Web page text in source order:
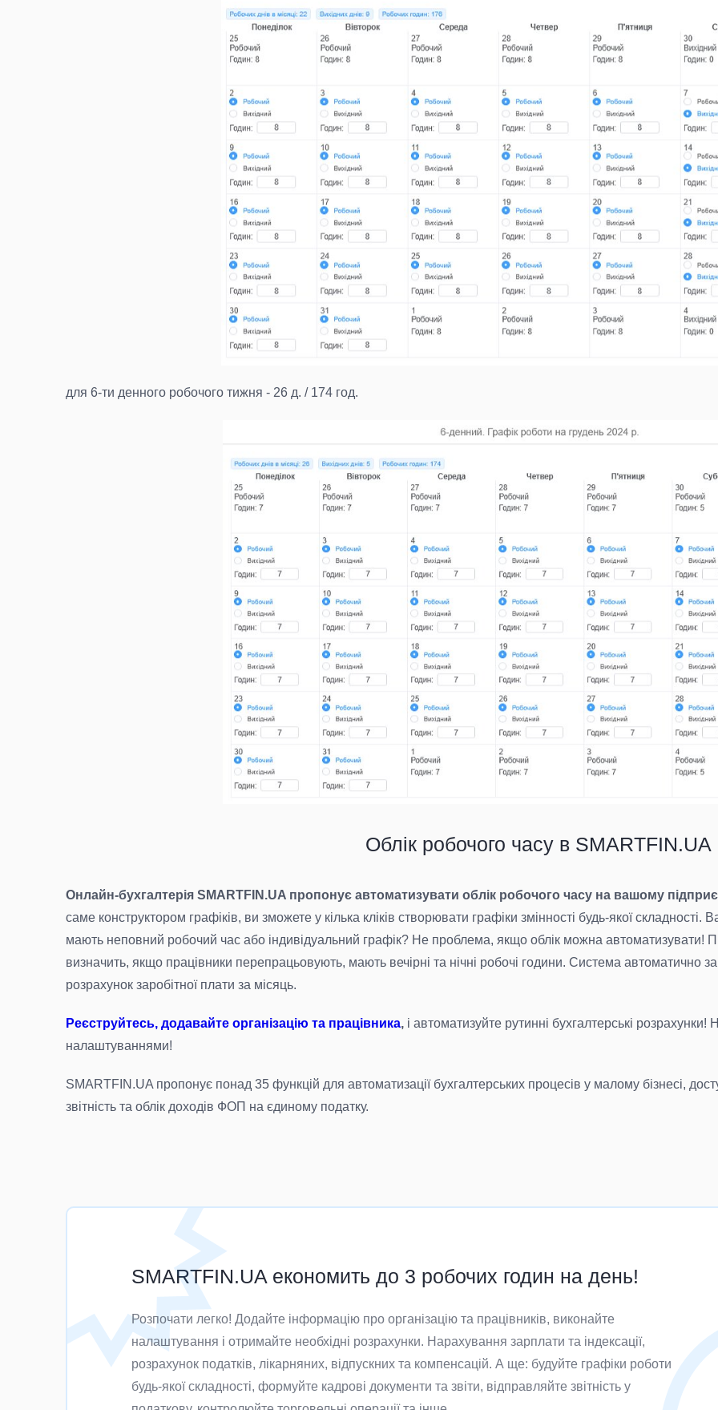
для 6-ти денного робочого тижня - 26 д. / 174 год.
Облік робочого часу в SMARTFIN.UA
Онлайн-бухгалтерія SMARTFIN.UA пропонує автоматизувати облік робочого часу на вашому
саме конструктором графіків, ви зможете у кілька кліків створювати графіки змінності будь-якої
мають неповний робочий час або індивідуальний графік? Не проблема, якщо облік можна автоматизувати!
визначить, якщо працівники перепрацьовують, мають вечірні та нічні робочі години. Система автоматично
розрахунок заробітної плати за місяць.
Реєструйтесь, додавайте організацію та працівника, і автоматизуйте рутинні бухгалтерські
налаштуваннями!
SMARTFIN.UA пропонує понад 35 функцій для автоматизації бухгалтерських процесів у малому бізнесі,
звітність та облік доходів ФОП на єдиному податку.
SMARTFIN.UA економить до 3 робочих годин на день!
Розпочати легко! Додайте інформацію про організацію та працівників, виконайте
налаштування і отримайте необхідні розрахунки. Нарахування зарплати та індексації,
розрахунок податків, лікарняних, відпускних та компенсацій. А ще: будуйте графіки роботи
будь-якої складності, формуйте кадрові документи та звіти, відправляйте звітність у